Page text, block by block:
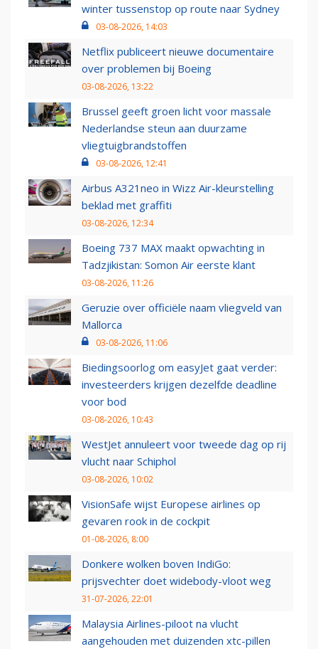
winter tussenstop op route naar Sydney
03-08-2026, 14:03
Netflix publiceert nieuwe documentaire
over problemen bij Boeing
03-08-2026, 13:22
Brussel geeft groen licht voor massale
Nederlandse steun aan duurzame
vliegtuigbrandstoffen
03-08-2026, 12:41
Airbus A321neo in Wizz Air-kleurstelling
beklad met graffiti
03-08-2026, 12:34
Boeing 737 MAX maakt opwachting in
Tadzjikistan: Somon Air eerste klant
03-08-2026, 11:26
Geruzie over officiële naam vliegveld van
Mallorca
03-08-2026, 11:06
Biedingsoorlog om easyJet gaat verder:
investeerders krijgen dezelfde deadline
voor bod
03-08-2026, 10:43
WestJet annuleert voor tweede dag op rij
vlucht naar Schiphol
03-08-2026, 10:02
VisionSafe wijst Europese airlines op
gevaren rook in de cockpit
01-08-2026, 8:00
Donkere wolken boven IndiGo:
prijsvechter doet widebody-vloot weg
31-07-2026, 22:01
Malaysia Airlines-piloot na vlucht
aangehouden met duizenden xtc-pillen